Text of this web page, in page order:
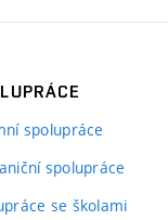
spolupráce
spolupráce
se školami